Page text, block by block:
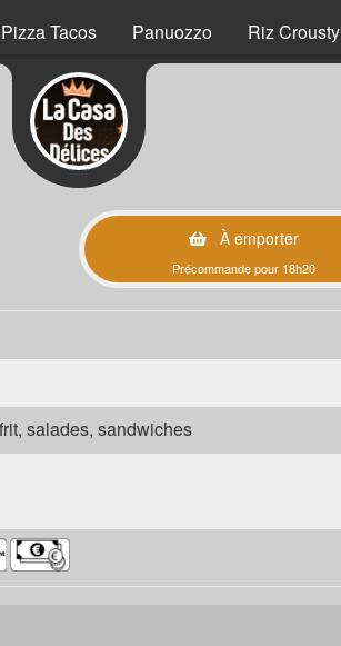
Pizza Tacos Panuozzo Riz Crousty
À emporter
Précommande pour 18h20
salades, sandwiches